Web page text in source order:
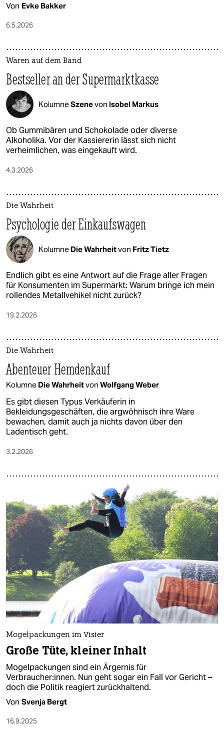
Von Evke Bakker
6.5.2026
Waren auf dem Band
Bestseller an der Supermarktkasse
KolumneSzenevon Isobel Markus
Ob Gummibären und Schokolade oder diverse
Alkoholika. Vor der Kassiererin lässt sich nicht
verheimlichen, was eingekauft wird.
4.3.2026
Die Wahrheit
Psychologie der Einkaufswagen
Kolumne Die Wahrheitvon Fritz Tietz
Endlich gibt es eine Antwort auf die Frage aller Fragen
für Konsumenten im Supermarkt: Warum bringe ich mein
rollendes Metallvehikel nicht zurück?
19.2.2026
Die Wahrheit
Abenteuer Hemdenkauf
Kolumne Die Wahrheitvon Wolfgang Weber
Es gibt diesen Typus Verkäuferin in
Bekleidungsgeschäften, die argwöhnisch ihre Ware
bewachen, damit auch ja nichts davon über den
Ladentisch geht.
3.2.2026
Mogelpackungen im Visier
Große Tüte, kleiner Inhalt
Mogelpackungen sind ein Ärgernis für
Verbraucher:innen. Nun geht sogar ein Fall vor Gericht –
doch die Politik reagiert zurückhaltend.
Von Svenja Bergt
16.9.2025